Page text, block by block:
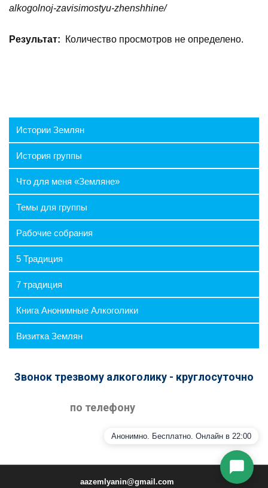
alkogolnoj-zavisimostyu-zhenshhine/
Результат: Количество просмотров не определено.
Истории Землян
История группы
Что для меня «Земляне»
Темы для группы
Рабочие собрания
5 Традиция
7 традиция
Книга Анонимные Алкоголики
Визитка Землян
Звонок трезвому алкоголику - круглосуточно
по телефону
aazemlyanin@gmail.com
в соответствии с
конфиденциальности
Анонимно. Бесплатно. Онлайн в 22:00